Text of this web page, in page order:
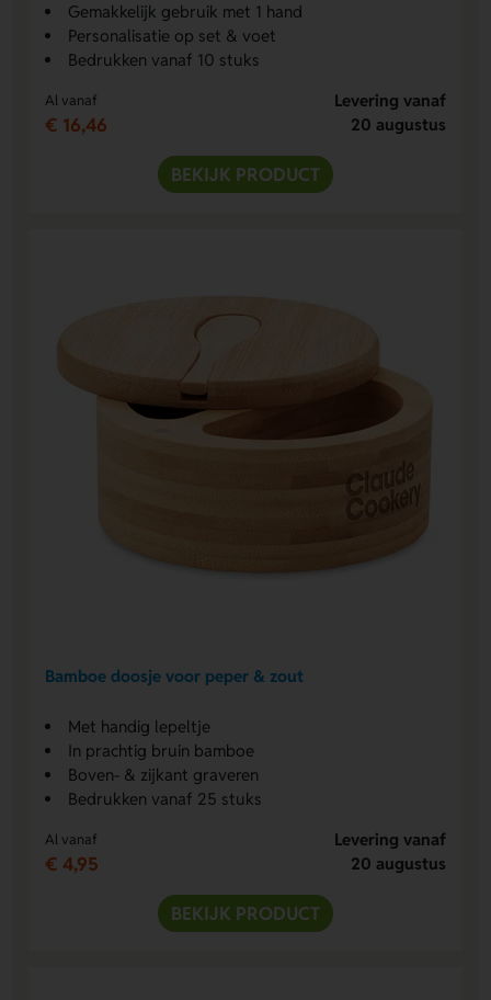
Gemakkelijk gebruik met 1 hand
Personalisatie op set & voet
Bedrukken vanaf 10 stuks
Al vanaf
€ 16,46
Levering vanaf
20 augustus
BEKIJK PRODUCT
Bamboe doosje voor peper & zout
Met handig lepeltje
In prachtig bruin bamboe
Boven- & zijkant graveren
Bedrukken vanaf 25 stuks
Al vanaf
€ 4,95
Levering vanaf
20 augustus
BEKIJK PRODUCT